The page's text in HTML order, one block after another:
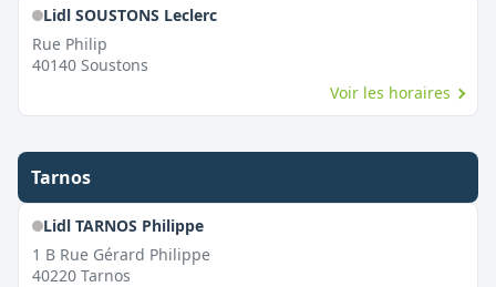
Lidl SOUSTONS Leclerc
Rue Philip
40140 Soustons
Voir les horaires
Tarnos
Lidl TARNOS Philippe
1 B Rue Gérard Philippe
40220 Tarnos